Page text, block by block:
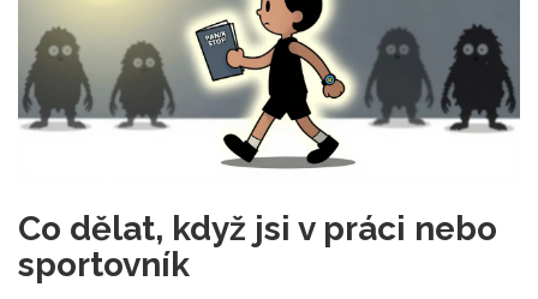
Co dělat, když jsi v práci nebo
sportovník